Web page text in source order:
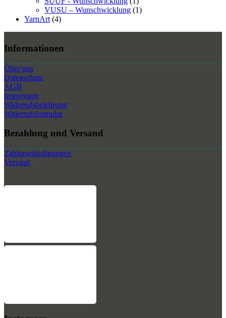
VUSU – Wunschwicklung (1)
YarnArt (4)
Informationen
Über uns
Datenschutz
AGB
Impressum
Widerrufsbelehrung
Widerrufsformular
Bezahlung und Versand
Zahlungsbedigungen
Versand